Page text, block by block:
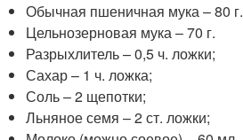
Обычная пшеничная мука – 80 г.
Цельнозерновая мука – 70 г.
Разрыхлитель – 0,5 ч. ложки;
Сахар – 1 ч. ложка;
Соль – 2 щепотки;
Льняное семя – 2 ст. ложки;